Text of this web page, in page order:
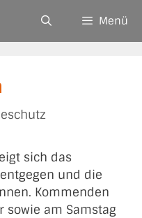
Menü
sich das
und die
Kommenden
sowie am Samstag